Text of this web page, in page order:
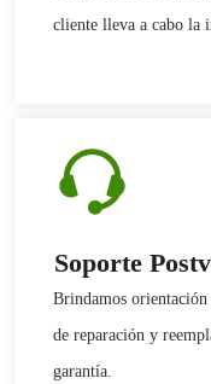
cliente lleva a cabo la
Soporte
Brindamos
de reparación y
garantía.